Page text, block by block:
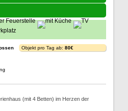
Objekt pro Tag ab: 80€
(mit 4 Betten) im Herzen der